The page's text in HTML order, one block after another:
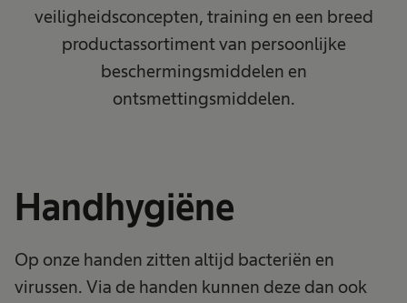
veiligheidsconcepten, training en een breed
productassortiment van persoonlijke
beschermingsmiddelen en
ontsmettingsmiddelen.
Handhygiëne
Op onze handen zitten altijd bacteriën en
virussen. Via de handen kunnen deze dan ook